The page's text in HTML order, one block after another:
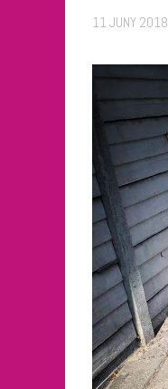
11 JUNY 2018